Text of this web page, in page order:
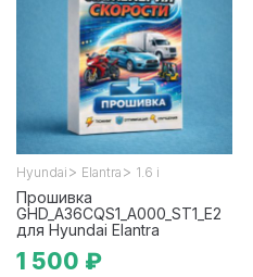
Hyundai > Elantra > 1.6 i
Прошивка
GHD_A36CQS1_A000_ST1_E2
для Hyundai Elantra
1 500 ₽